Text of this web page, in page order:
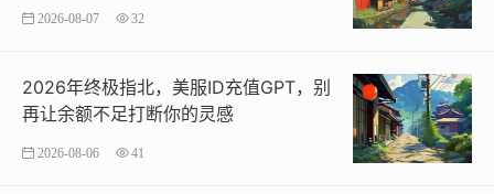
2026-08-07 32
2026年终极指北，美服ID充值GPT，别
再让余额不足打断你的灵感
2026-08-06 41